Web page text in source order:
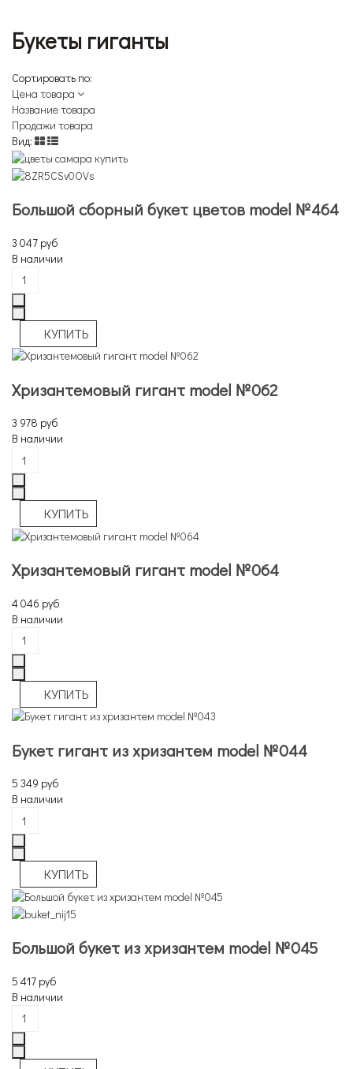
Букеты гиганты
Сортировать по:
Цена товара
Название товара
Продажи товара
Вид:
Большой сборный букет цветов model №464
3 047 руб
В наличии
Хризантемовый гигант model №062
3 978 руб
В наличии
Хризантемовый гигант model №064
4 046 руб
В наличии
Букет гигант из хризантем model №044
5 349 руб
В наличии
Большой букет из хризантем model №045
5 417 руб
В наличии